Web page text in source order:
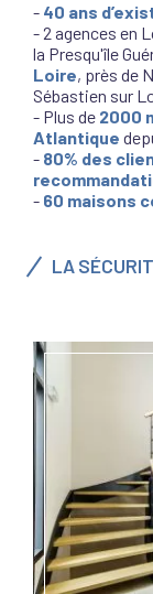
- 40 ans
- 2 agences en
la Presqu'île
Loire, près de
Sébastien sur
- Plus de 2000
Atlantique
- 80% des
- 60 maisons
LA